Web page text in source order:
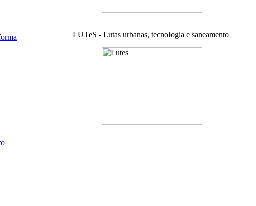
LUTeS - Lutas urbanas, tecnologia e saneamento